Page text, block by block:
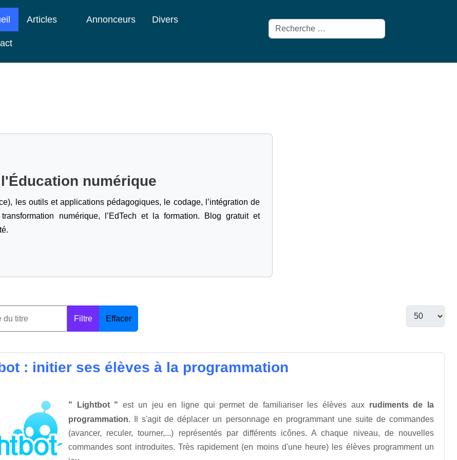
Articles Annonceurs Divers
Rechercher
numérique
les outils et applications pédagogiques, le codage,
l’intégration de
numérique, l’EdTech et la formation. Blog gratuit et
Filtre Effacer
: initier ses élèves à la programmation
" Lightbot " est un jeu en ligne qui permet de familiariser les élèves aux rudiments de la
programmation. Il s'agit de déplacer un personnage en programmant une suite de commandes
(avancer, reculer, tourner,...) représentés par différents icônes. A chaque niveau, de nouvelles
commandes sont introduites. Très rapidement (en moins d'une heure) les élèves programment un